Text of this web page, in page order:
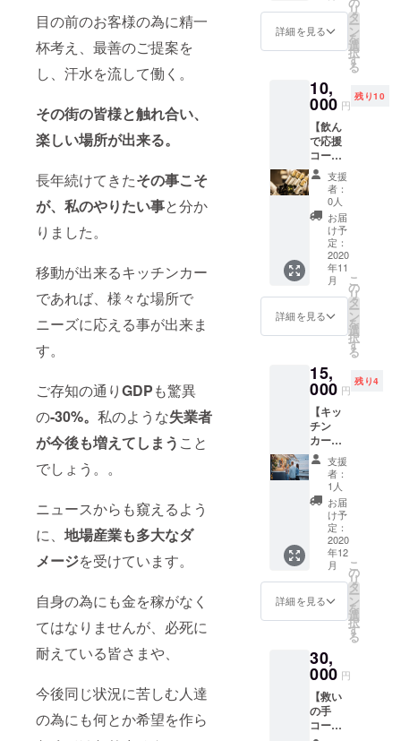
目の前のお客様の為に精一
杯考え、最善のご提案を
し、汗水を流して働く。
その街の皆様と触れ合い、
楽しい場所が出来る。
長年続けてきたその事こそ
が、私のやりたい事と分か
りました。
移動が出来るキッチンカー
であれば、様々な場所で
ニーズに応える事が出来ま
す。
ご存知の通りGDPも驚異
の-30%。 私のような失業者
が今後も増えてしまう こと
でしょう。。
ニュースからも窺えるよう
に、 地場産業も多大なダ
メージを受けています。
自身の為にも金を稼がなく
てはなりませんが、必死に
耐えている皆さまや、
今後同じ状況に苦しむ人達
の為にも何とか希望を作ら
30日間
＊営業
場所に
来てい
事が条
件です
＊営業
場所・
スケ
ジュー
ルが決
まり次
第、
メール
にてご
連絡致
します
詳細を見る
リ
タ
ー
ン
を
選
択
す
る
10,
000 円
残り10
【飲ん
で応援
コー
ス】グ
ラスワ
イン1ヶ
月フ
リーパ
日に2杯
まで ＊
有効期
限：初
回ご利
用日か
ら30日
業場所
に来て
いただ
く事が
条件で
す ＊営
業場
所・ス
ジュー
ルが決
まり次
第、
メール
にてご
連絡致
します
支援
者：
0人
お届
け予
定：
2020
年11
月
詳細を見る
こ
の
リ
タ
ー
ン
を
選
択
す
る
15,
000 円
残り4
【キッ
チン
カーク
ルー
コース
活！)】
〈NEXT
GOAL
〉 1日
キッチ
ンカー
接客・
調理体
験(写真
&動画撮
出来る
権利 自
分が考
えた、
その日
限りの
支援
者：
1人
お届
け予
定：
2020
年12
月
詳細を見る
こ
の
リ
タ
ー
ン
を
選
択
す
る
30,
000 円
【救い
の手
コー